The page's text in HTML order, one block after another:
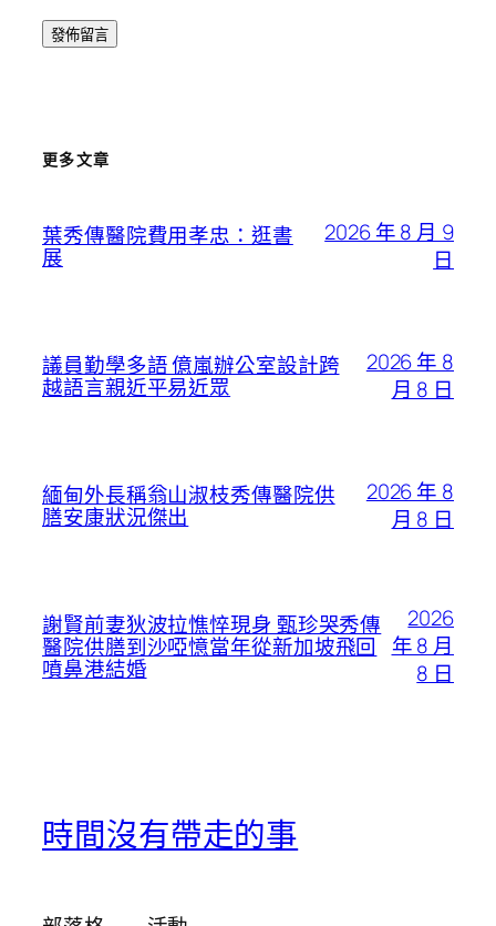
更多文章
葉秀傳醫院費用孝忠：逛書
展
2026 年 8 月 9
日
議員勤學多語 億嵐辦公室設計跨
越語言親近平易近眾
2026 年 8
月 8 日
緬甸外長稱翁山淑枝秀傳醫院供
膳安康狀況傑出
2026 年 8
月 8 日
謝賢前妻狄波拉憔悴現身 甄珍哭秀傳
醫院供膳到沙啞憶當年從新加坡飛回
噴鼻港結婚
2026
年 8 月
8 日
時間沒有帶走的事